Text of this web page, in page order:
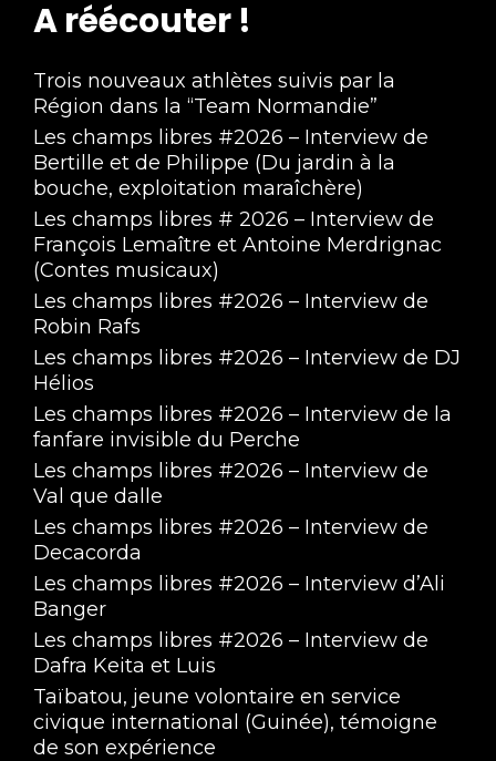
A réécouter !
Trois nouveaux athlètes suivis par la
Région dans la “Team Normandie”
Les champs libres #2026 – Interview de
Bertille et de Philippe (Du jardin à la
bouche, exploitation maraîchère)
Les champs libres # 2026 – Interview de
François Lemaître et Antoine Merdrignac
(Contes musicaux)
Les champs libres #2026 – Interview de
Robin Rafs
Les champs libres #2026 – Interview de DJ
Hélios
Les champs libres #2026 – Interview de la
fanfare invisible du Perche
Les champs libres #2026 – Interview de
Val que dalle
Les champs libres #2026 – Interview de
Decacorda
Les champs libres #2026 – Interview d’Ali
Banger
Les champs libres #2026 – Interview de
Dafra Keita et Luis
Taïbatou, jeune volontaire en service
civique international (Guinée), témoigne
de son expérience